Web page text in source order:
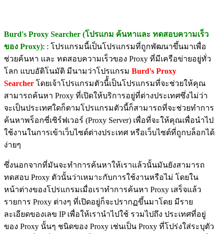
Burd's Proxy Searcher (โปรแกม ค้นหาและ ทดสอบความเร็ว
ของ Proxy): : โปรแกรมนี้เป็นโปรแกรมที่ถูกพัฒนาขึ้นมาเพื่อ
ช่วยค้นหา และ ทดสอบความเร็วของ Proxy ที่มีเครือข่ายอยู่ทั่ว
โลก แบบอัติโนมัติ มีนามว่าโปรแกรม Burd's Proxy
Searcher โดยเจ้าโปรแกรมตัวนี้้เป็นโปรแกรมที่จะช่วยให้คุณ
สามารถค้นหา Proxy ที่เปิดให้บริการอยู่ที่ต่างประเทศซึ่งไม่ว่า
จะเป็นประเทศใดก็ตามโปรแกรมตัวนี้ก็สามารถที่จะช่วยทำการ
ค้นหาพร็อกซี่เซิร์ฟเวอร์ (Proxy Server) เพื่อที่จะให้คุณเพื่อนำไป
ใช้งานในการเข้าเว็บไซต์ต่างประเทศ หรือเว็บไซต์ที่ถูกบล็อกได้
ง่ายๆ
ซึ่งนอกจากที่มันจะทำการค้นหาให้เราแล้วนั้นมันยังสามารถ
ทดสอบ Proxy ตัวนั้นว่าเหมาะกับการใช้งานหรือไม่ โดยใน
หน้าต่างของโปรแกรมเมื่อเราทำการค้นหา Proxy เสร็จแล้ว
รายการ Proxy ต่างๆ ที่เปิดอยู่ก็จะปรากฏขึ้นมาโดย มีราย
ละเอียดของเลข IP เพื่อให้เรานำไปใช้ รวมไปถึง ประเทศที่อยู่
ของ Proxy นั้นๆ ชนิดของ Proxy เช่นเป็น Proxy ที่โปร่งใส่ระบุตัว